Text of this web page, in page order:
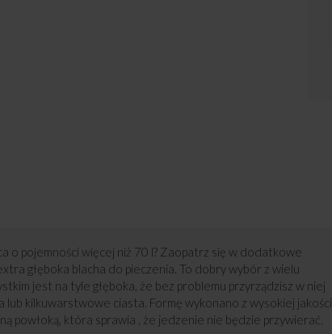
o pojemności więcej niż 70 l? Zaopatrz się w dodatkowe
głęboka blacha do pieczenia. To dobry wybór z wielu
jest na tyle głęboka, że bez problemu przyrządzisz w niej
lub kilkuwarstwowe ciasta. Formę wykonano z wysokiej jakości
powłoką, która sprawia , że jedzenie nie będzie przywierać.